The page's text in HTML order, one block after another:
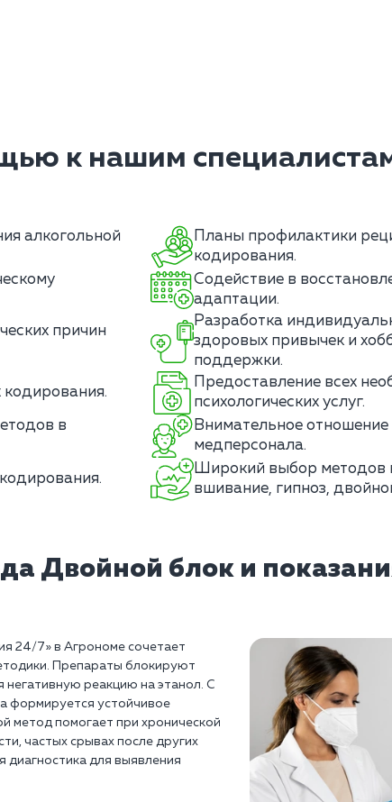
к нашим
алкогольной
Планы профилактики
кодирования.
Содействие в
адаптации.
причин
Разработка
здоровых привычек и
поддержки.
кодирования.
Предоставление всех
психологических услуг.
в
Внимательное
медперсонала.
Широкий выбор методов
вшивание, гипноз,
Двойной блок и
24/7» в Агрономе сочетает
Препараты блокируют
реакцию на этанол. С
формируется устойчивое
метод помогает при хронической
частых срывах после других
для выявления